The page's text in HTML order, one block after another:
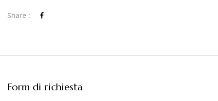
Share :
Form di richiesta